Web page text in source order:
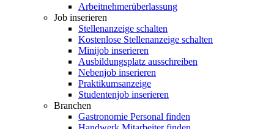
Arbeitnehmerüberlassung
Job inserieren
Stellenanzeige schalten
Kostenlose Stellenanzeige schalten
Minijob inserieren
Ausbildungsplatz ausschreiben
Nebenjob inserieren
Praktikumsanzeige
Studentenjob inserieren
Branchen
Gastronomie Personal finden